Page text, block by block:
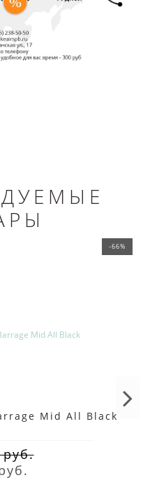
-66%
Mid All Black
руб.